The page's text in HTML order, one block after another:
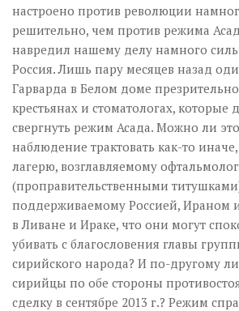
настроено против революции
решительно, чем против режима
навредил нашему делу намного
Россия. Лишь пару месяцев назад
Гарварда в Белом доме презрительно
крестьянах и стоматологах, которые
свергнуть режим Асада. Можно ли
наблюдение трактовать как-то
лагерю, возглавляемому
(проправительственными
поддерживаемому Россией, Ираном
в Ливане и Ираке, что они могут
убивать с благословения главы
сирийского народа? И по-другому ли
сирийцы по обе стороны
сделку в сентябре 2013 г.? Режим